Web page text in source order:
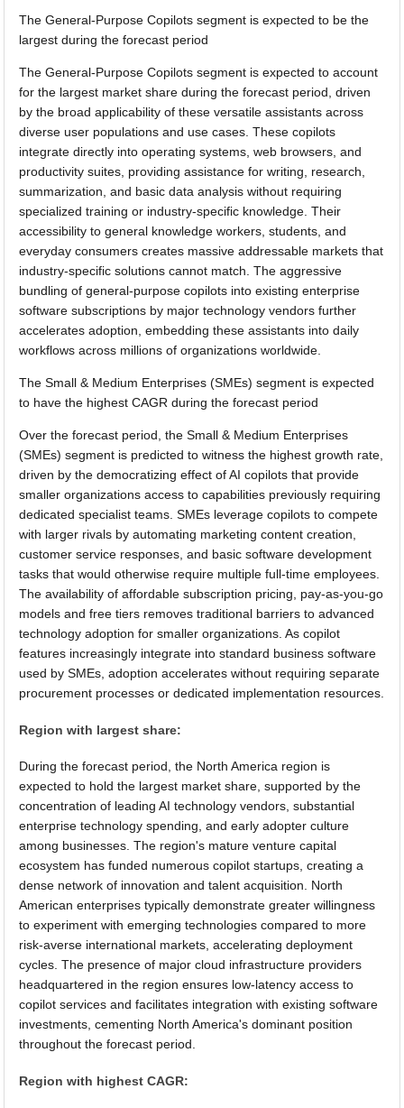
The General-Purpose Copilots segment is expected to be the
largest during the forecast period
The General-Purpose Copilots segment is expected to account
for the largest market share during the forecast period, driven
by the broad applicability of these versatile assistants across
diverse user populations and use cases. These copilots
integrate directly into operating systems, web browsers, and
productivity suites, providing assistance for writing, research,
summarization, and basic data analysis without requiring
specialized training or industry-specific knowledge. Their
accessibility to general knowledge workers, students, and
everyday consumers creates massive addressable markets that
industry-specific solutions cannot match. The aggressive
bundling of general-purpose copilots into existing enterprise
software subscriptions by major technology vendors further
accelerates adoption, embedding these assistants into daily
workflows across millions of organizations worldwide.
The Small & Medium Enterprises (SMEs) segment is expected
to have the highest CAGR during the forecast period
Over the forecast period, the Small & Medium Enterprises
(SMEs) segment is predicted to witness the highest growth rate,
driven by the democratizing effect of AI copilots that provide
smaller organizations access to capabilities previously requiring
dedicated specialist teams. SMEs leverage copilots to compete
with larger rivals by automating marketing content creation,
customer service responses, and basic software development
tasks that would otherwise require multiple full-time employees.
The availability of affordable subscription pricing, pay-as-you-go
models and free tiers removes traditional barriers to advanced
technology adoption for smaller organizations. As copilot
features increasingly integrate into standard business software
used by SMEs, adoption accelerates without requiring separate
procurement processes or dedicated implementation resources.
Region with largest share:
During the forecast period, the North America region is
expected to hold the largest market share, supported by the
concentration of leading AI technology vendors, substantial
enterprise technology spending, and early adopter culture
among businesses. The region's mature venture capital
ecosystem has funded numerous copilot startups, creating a
dense network of innovation and talent acquisition. North
American enterprises typically demonstrate greater willingness
to experiment with emerging technologies compared to more
risk-averse international markets, accelerating deployment
cycles. The presence of major cloud infrastructure providers
headquartered in the region ensures low-latency access to
copilot services and facilitates integration with existing software
investments, cementing North America's dominant position
throughout the forecast period.
Region with highest CAGR: